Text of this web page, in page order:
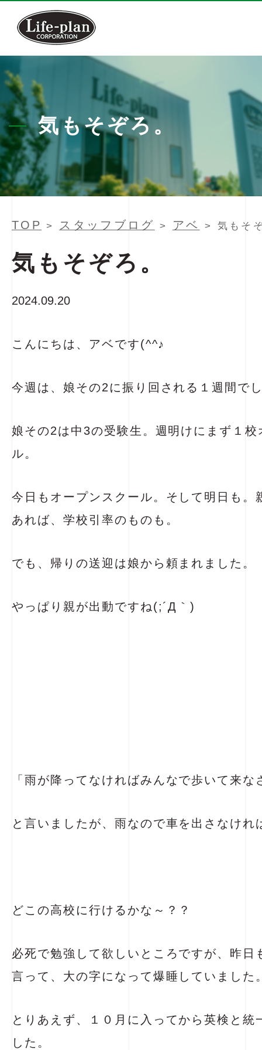
気もそぞろ。
TOP > スタッフブログ > アベ > 気もそ
気もそぞろ。
2024.09.20
こんにちは、アベです(^^♪
今週は、娘その2に振り回される１週間で
娘その2は中3の受験生。週明けにまず１
ル。
今日もオープンスクール。そして明日も。
あれば、学校引率のものも。
でも、帰りの送迎は娘から頼まれました。
やっぱり親が出動ですね(;´Д｀)
「雨が降ってなければみんなで歩いて来な
と言いましたが、雨なので車を出さなけれ
どこの高校に行けるかな～？？
必死で勉強して欲しいところですが、昨日
言って、大の字になって爆睡していました
とりあえず、１０月に入ってから英検と統
した。